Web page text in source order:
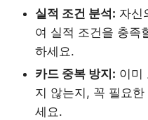
실적 조건 분석: 자신
여 실적 조건을 충족
하세요.
카드 중복 방지: 이미
지 않는지, 꼭 필요
세요.